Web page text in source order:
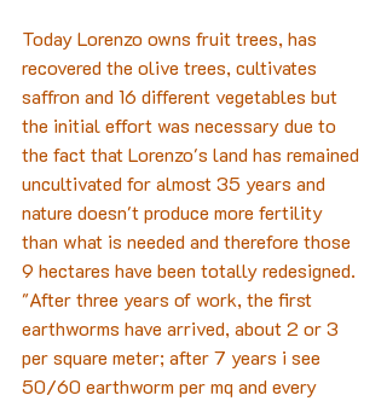
Today Lorenzo owns fruit trees, has
recovered the olive trees, cultivates
saffron and 16 different vegetables but
the initial effort was necessary due to
the fact that Lorenzo's land has remained
uncultivated for almost 35 years and
nature doesn't produce more fertility
than what is needed and therefore those
9 hectares have been totally redesigned.
"After three years of work, the first
earthworms have arrived, about 2 or 3
per square meter; after 7 years i see
50/60 earthworm per mq and every